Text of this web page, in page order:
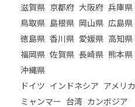
滋賀県 京都府 大阪府 兵庫県
鳥取県 島根県 岡山県 広島県
徳島県 香川県 愛媛県 高知県
福岡県 佐賀県 長崎県 熊本県
沖縄県
ドイツ インドネシア アメリカ
ミャンマー 台湾 カンボジア